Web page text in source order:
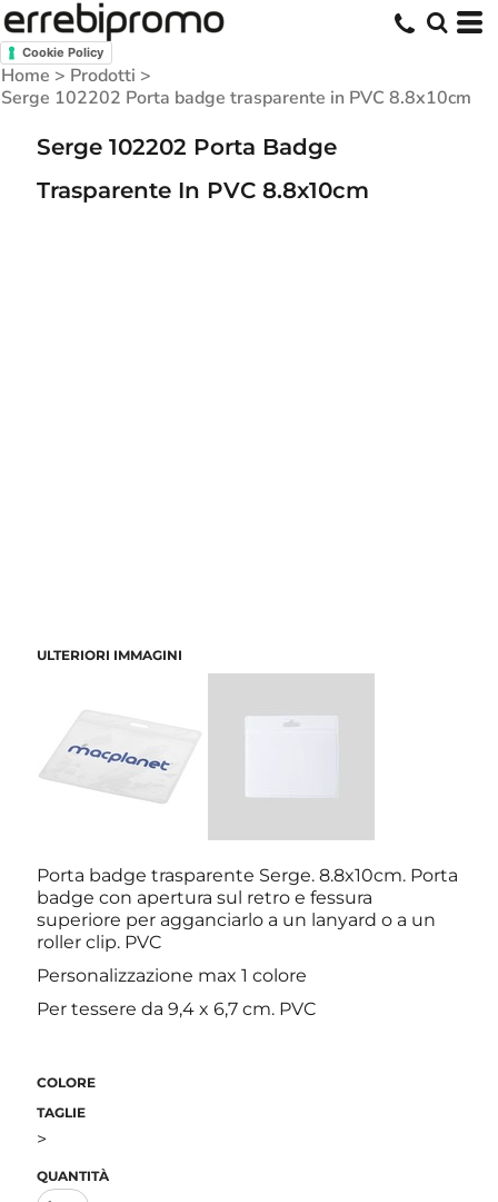
Cookie Policy
Home > Prodotti >
Serge 102202 Porta badge trasparente in PVC 8.8x10cm
Serge 102202 Porta Badge
Trasparente In PVC 8.8x10cm
ULTERIORI IMMAGINI
Porta badge trasparente Serge. 8.8x10cm. Porta
badge con apertura sul retro e fessura
superiore per agganciarlo a un lanyard o a un
roller clip. PVC
Personalizzazione max 1 colore
Per tessere da 9,4 x 6,7 cm. PVC
COLORE
TAGLIE
>
QUANTITÀ